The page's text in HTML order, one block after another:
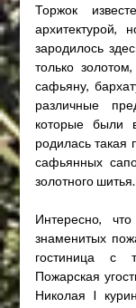
Торжок
архитектурой,
зародилось
только
сафьяну,
различные
которые были
родилась такая
сафьянных
золотного шитья.
Интересно,
знаменитых
гостиница с
Пожарская
Николая I